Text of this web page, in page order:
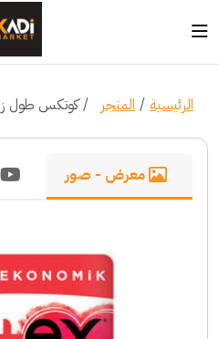
الرئيسية المتجر كوتكس طول
معرض - صور